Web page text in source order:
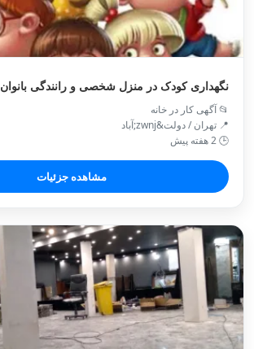
نگهداری کودک در منزل شخصی و رانندگی بانوان
📂 آگهی کار در خانه
📍 تهران / دولت&zwnj;آباد
🕒 2 هفته پیش
مشاهده جزئیات